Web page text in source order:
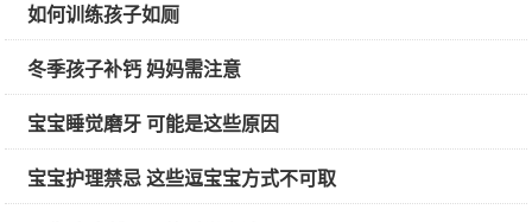
如何训练孩子如厕
冬季孩子补钙 妈妈需注意
宝宝睡觉磨牙 可能是这些原因
宝宝护理禁忌 这些逗宝宝方式不可取